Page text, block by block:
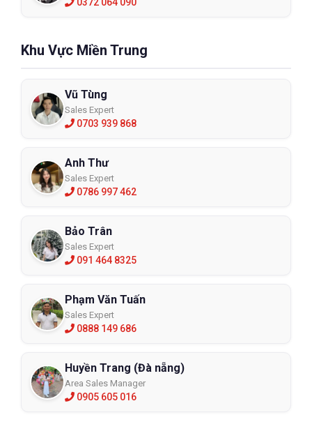
Khu Vực Miền Trung
Vũ Tùng
Sales Expert
0703 939 868
Anh Thư
Sales Expert
0786 997 462
Bảo Trân
Sales Expert
091 464 8325
Phạm Văn Tuấn
Sales Expert
0888 149 686
Huyền Trang (Đà nẵng)
Area Sales Manager
0905 605 016